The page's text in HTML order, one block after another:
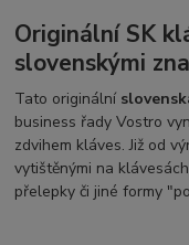
Originální SK
slovenskými
Tato originální
business řady Vostro
zdvihem kláves. Již od
vytištěnými na
přelepky či jiné formy